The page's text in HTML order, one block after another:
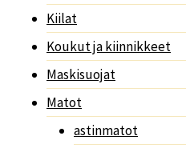
Kiilat
Koukut ja kiinnikkeet
Maskisuojat
Matot
astinmatot